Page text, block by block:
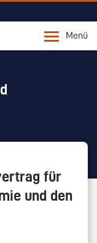
Menü
für
und den